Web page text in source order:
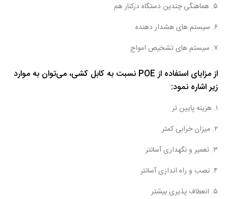
۵. هماهنگی چندین دستگاه درکنار هم
۶. سیستم های هشدار دهنده
۷. سیستم های تشخیص امواج
از مزایای استفاده از POE نسبت به کابل کشی، می‌توان به موارد
زیر اشاره نمود:
۱. هزینه پایین تر
۲. میزان خرابی کمتر
۳. تعمیر و نگهداری آسانتر
۴. نصب و راه اندازی آسانتر
۵. انعطاف پذیری بیشتر